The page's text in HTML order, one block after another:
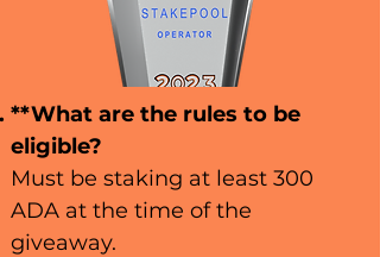
**What are the rules to be
eligible?
Must be staking at least 300
ADA at the time of the
giveaway.